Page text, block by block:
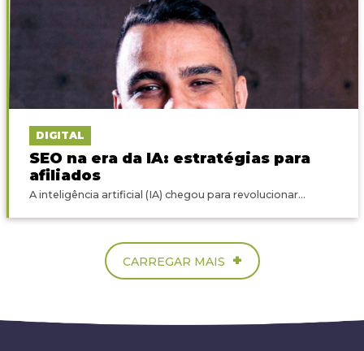
DIGITAL
SEO na era da IA: estratégias para
afiliados
A inteligência artificial (IA) chegou para revolucionar...
CARREGAR MAIS +